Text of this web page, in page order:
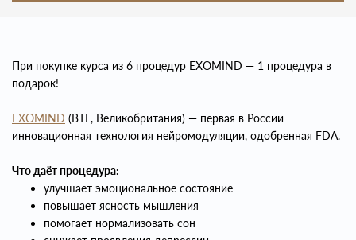
При покупке курса из 6 процедур EXOMIND — 1 процедура в
подарок!
EXOMIND (BTL, Великобритания) — первая в России
инновационная технология нейромодуляции, одобренная FDA.
Что даёт процедура:
улучшает эмоциональное состояние
повышает ясность мышления
помогает нормализовать сон